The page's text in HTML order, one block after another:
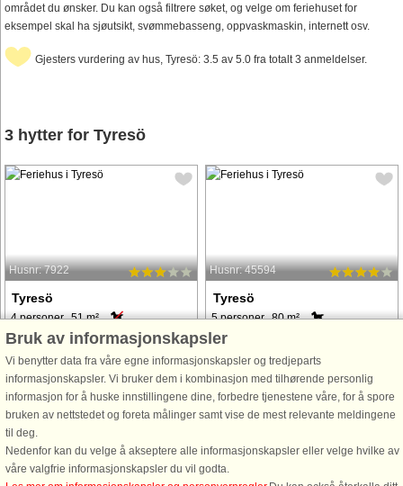
området du ønsker. Du kan også filtrere søket, og velge om feriehuset for
eksempel skal ha sjøutsikt, svømmebasseng, oppvaskmaskin, internett osv.
Gjesters vurdering av hus, Tyresö: 3.5 av 5.0 fra totalt 3 anmeldelser.
3 hytter for Tyresö
Husnr: 7922
Tyresö
4 personer, 51 m²
100 m til kyst.
Sjönära stuga med högt
insynsskyddat läge i lantlig del av
Tyresö endast 150 meter till bad! Här
bor ni bekvämt med vackra
naturomgivningar, närhet till Tyresö
Slott och andra trevliga utflyktsmål.
Detta ...
Husnr: 45594
Tyresö
5 personer, 80 m²
250 m til kyst.
Högt uppe på berget tronar detta lilla
mysiga hus, väldigt insynsskyddat
med sjöglimt mellan träden. Ner över
vägen finns den egna bryggan,
med picknick-korgen och ...
Bruk av informasjonskapsler
Vi benytter data fra våre egne informasjonskapsler og tredjeparts
informasjonskapsler. Vi bruker dem i kombinasjon med tilhørende personlig
informasjon for å huske innstillingene dine, forbedre tjenestene våre, for å spore
bruken av nettstedet og foreta målinger samt vise de mest relevante meldingene
til deg.
Nedenfor kan du velge å akseptere alle informasjonskapsler eller velge hvilke av
våre valgfrie informasjonskapsler du vil godta.